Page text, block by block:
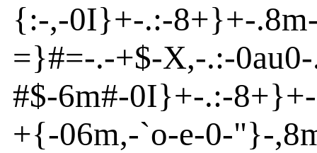
{:-,-0I}+-.:-8+}+-.8m
=}#=-.-+$-X,-.:-0au0-
#$-6m#-0I}+-.:-8+}+-
+{-06m,-`o-e-0-"}-